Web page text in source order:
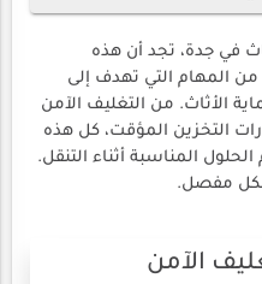
في جدة، تجد أن هذه
المهام التي تهدف إلى
الأثاث. من التغليف الآمن
التخزين المؤقت، كل هذه
المناسبة أثناء التنقل.
مفصل.
الآمن